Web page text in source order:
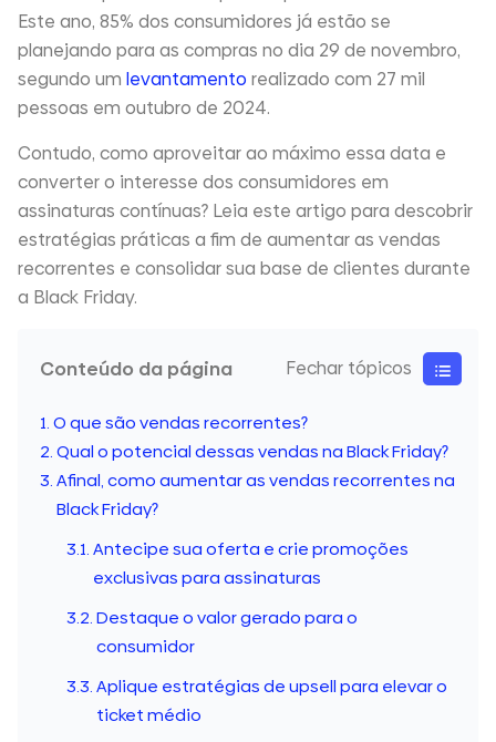
Este ano, 85% dos consumidores já estão se
planejando para as compras no dia 29 de novembro,
segundo um levantamento realizado com 27 mil
pessoas em outubro de 2024.
Contudo, como aproveitar ao máximo essa data e
converter o interesse dos consumidores em
assinaturas contínuas? Leia este artigo para descobrir
estratégias práticas a fim de aumentar as vendas
recorrentes e consolidar sua base de clientes durante
a Black Friday.
Conteúdo da página
O que são vendas recorrentes?
Qual o potencial dessas vendas na Black Friday?
Afinal, como aumentar as vendas recorrentes na
Black Friday?
Antecipe sua oferta e crie promoções
exclusivas para assinaturas
Destaque o valor gerado para o
consumidor
Aplique estratégias de upsell para elevar o
ticket médio